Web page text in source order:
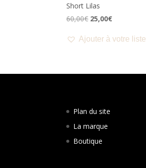
Short Lilas
60,00€ Le
initial
25,00€Le
actuel
Ajouter à votre liste
Plan du site
La marque
Boutique